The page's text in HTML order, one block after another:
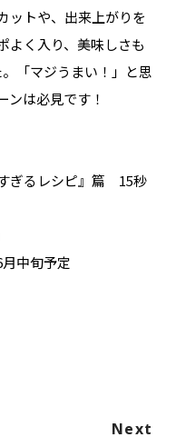
ットや、出来上がりを
よく入り、美味しさも
「マジうまい！」と思
ンは必見です！
ぎるレシピ』篇 15秒
中旬予定
Next